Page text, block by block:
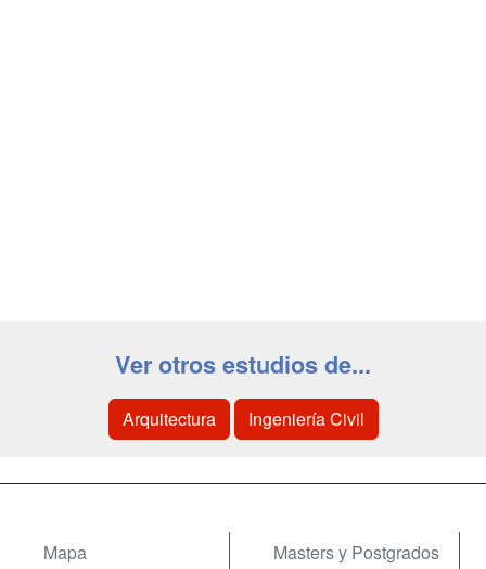
Ver otros estudios de...
Arquitectura Ingeniería Civil
Mapa
Masters y Postgrados